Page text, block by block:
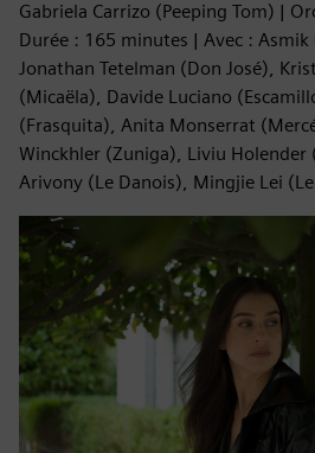
Gabriela Carrizo (Peeping Tom) |
Durée : 165 minutes | Avec :
Jonathan Tetelman (Don José),
(Micaëla), Davide Luciano
(Frasquita), Anita Monserrat
Winckhler (Zuniga), Liviu Holender
Arivony (Le Danois), Mingjie Lei